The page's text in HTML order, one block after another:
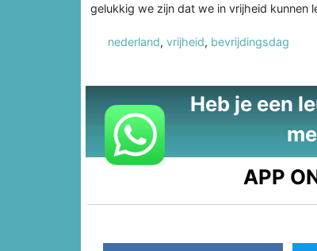
gelukkig we zijn dat we in vrijheid kunnen
nederland, vrijheid, bevrijdingsdag
Heb je een
APP